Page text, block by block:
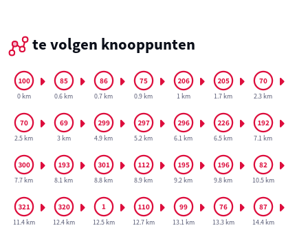
te volgen knooppunten
0 km 0.6 km 0.7 km 0.9 km 1 km 1.7 km 2.3 km
2.5 km 3 km 4.9 km 5.2 km 6.1 km 6.5 km 7.1 km
7.7 km 8.1 km 8.8 km 8.9 km 9.2 km 9.8 km 10.5 km
11.4 km 12.4 km 12.5 km 12.7 km 13.1 km 13.3 km 14.4 km